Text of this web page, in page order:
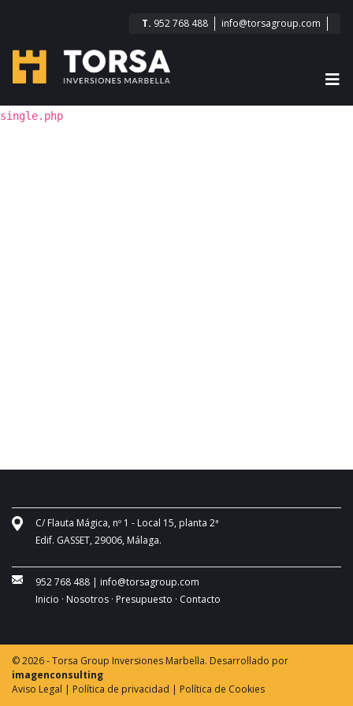
T. 952 768 488 info@torsagroup.com
single.php
C/ Flauta Mágica, nº 1 - Local 15, planta 2ª
Edif. GASSET, 29006, Málaga.
952 768 488 | info@torsagroup.com
Inicio · Nosotros · Presupuesto · Contacto
© 2026 - Torsa Group Inversiones Marbella. Desarrollado por
imagenconsulting
Aviso Legal | Política de privacidad | Política de Cookies